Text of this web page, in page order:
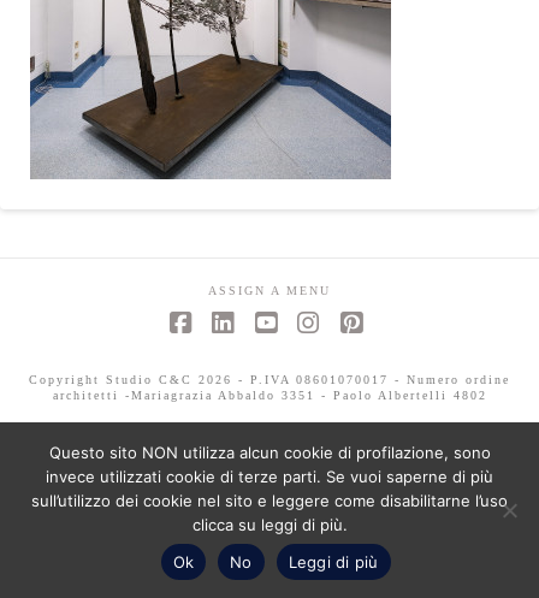
ASSIGN A MENU
Copyright Studio C&C 2026 - P.IVA 08601070017 - Numero ordine
architetti -Mariagrazia Abbaldo 3351 - Paolo Albertelli 4802
Questo sito NON utilizza alcun cookie di profilazione, sono
invece utilizzati cookie di terze parti. Se vuoi saperne di più
sull’utilizzo dei cookie nel sito e leggere come disabilitarne l’uso
clicca su leggi di più.
Ok
No Leggi di più